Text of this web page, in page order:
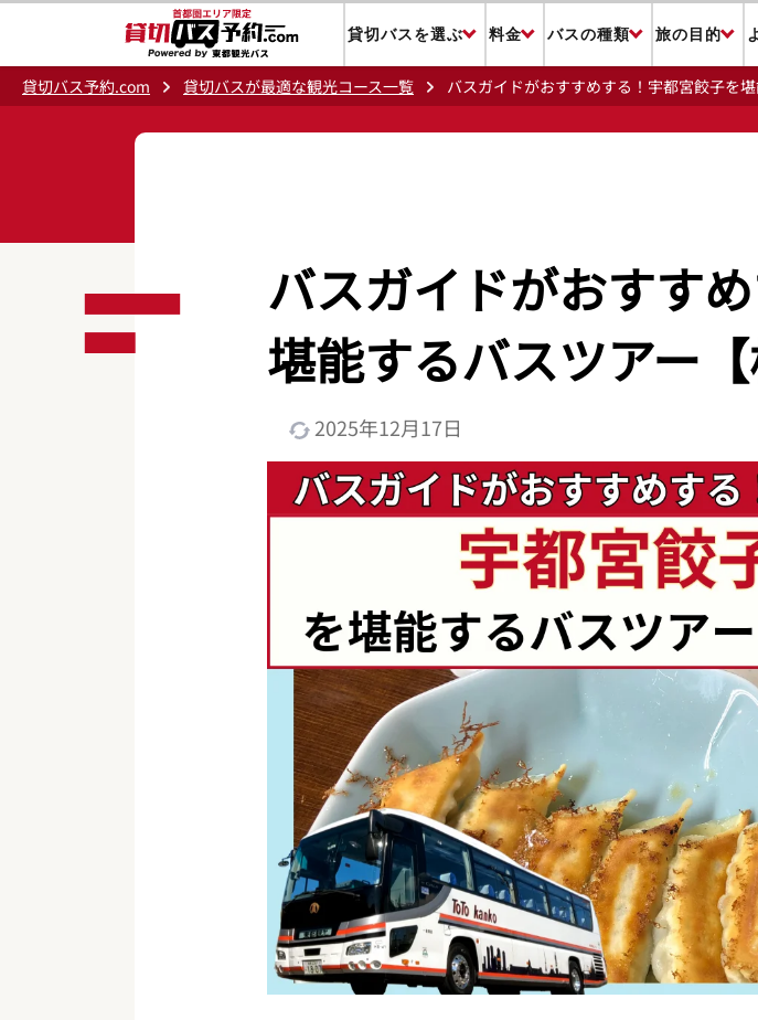
貸切バスを選ぶ 料金 バスの種類 旅の目的
貸切バス予約.com 貸切バスが最適な観光コース一覧 バスガイドがおすすめする！宇都宮餃子を堪
バスガイドがおすす
堪能するバスツアー【
2025年12月17日